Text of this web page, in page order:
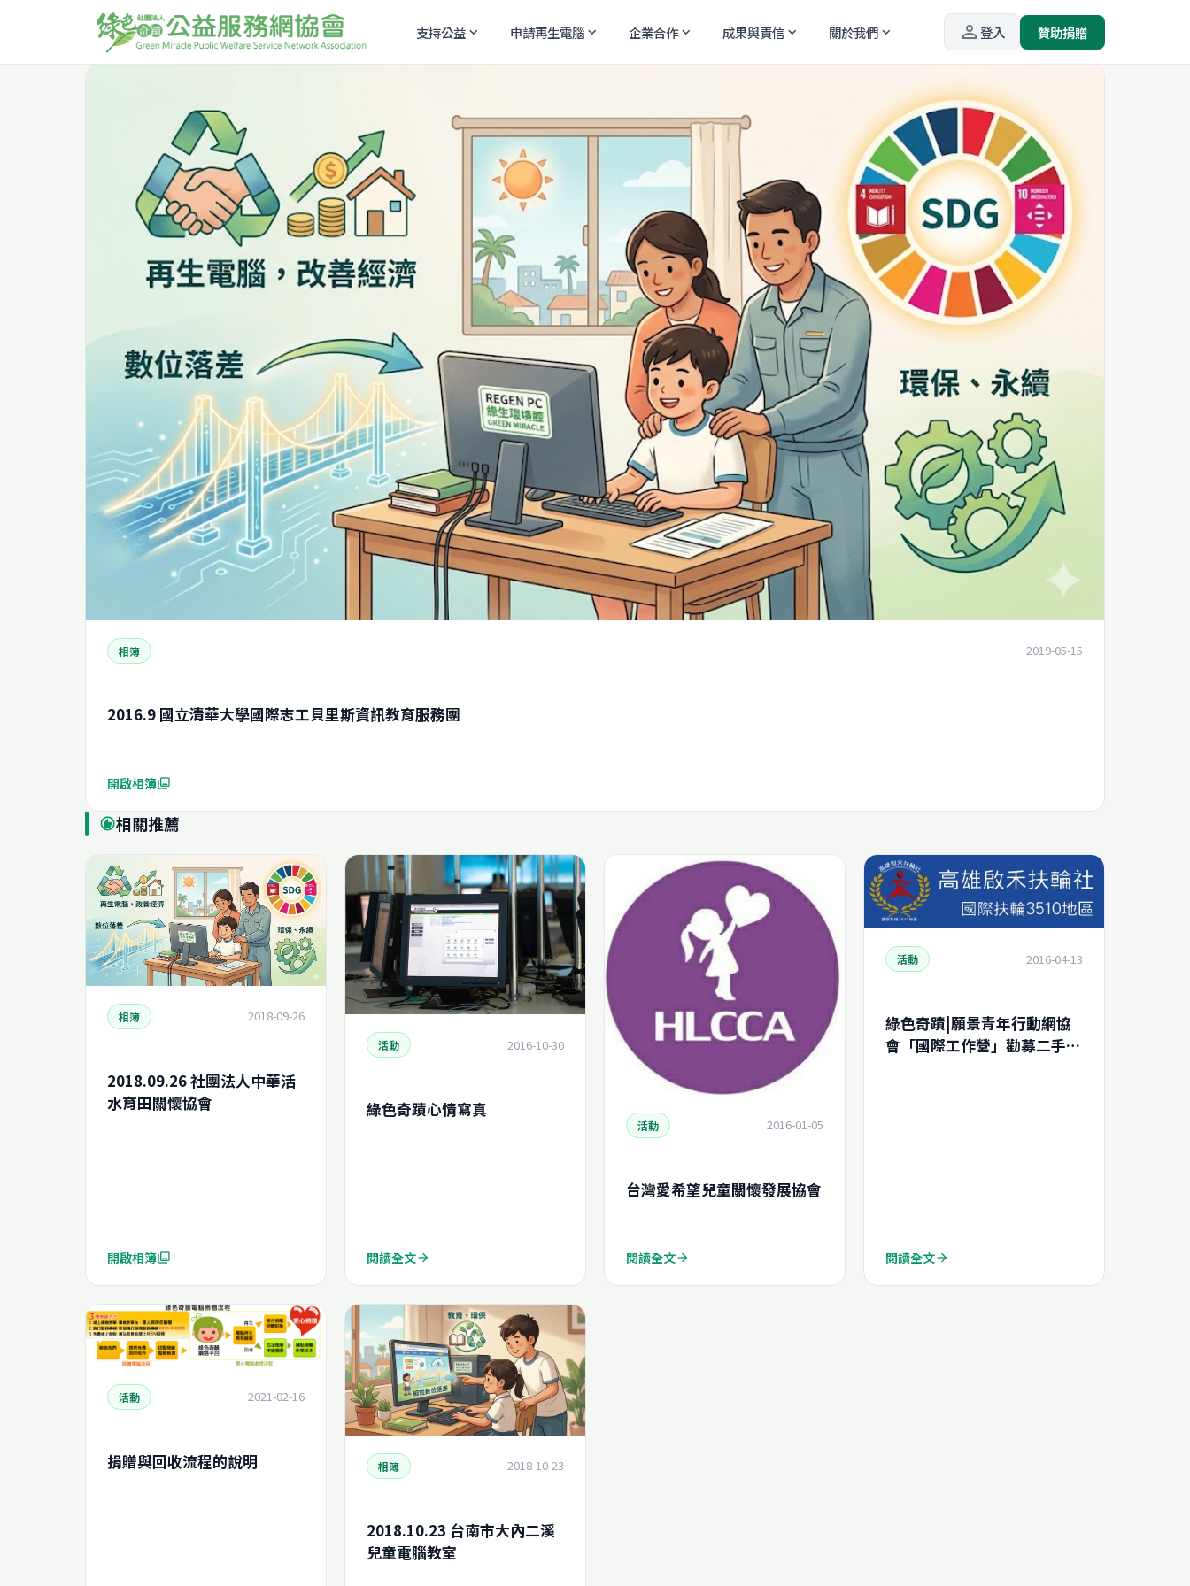
支持公益expand_more 申請再生電腦expand_more 企業合作expand_more 成果與責信expand_more 關於我們expand_more person_outline登入 贊助捐贈
相簿 2019-05-15
2016.9 國立清華大學國際志工貝里斯資訊教育服務團
開啟相簿photo_library
recommend相關推薦
相簿 2018-09-26
2018.09.26 社團法人中華活
水育田關懷協會
開啟相簿photo_library
活動 2016-10-30
綠色奇蹟心情寫真
閱讀全文arrow_forward
活動 2016-01-05
台灣愛希望兒童關懷發展協會
閱讀全文arrow_forward
活動 2016-04-13
綠色奇蹟|願景青年行動網協
會「國際工作營」勸募二手電
閱讀全文arrow_forward
活動 2021-02-16
捐贈與回收流程的說明 相簿 2018-10-23
2018.10.23 台南市大內二溪
兒童電腦教室